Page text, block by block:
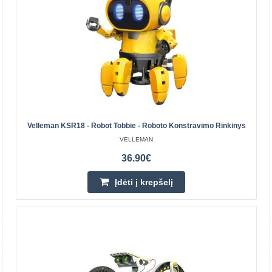
Prekių Pristatymas 4-7 D.d.
Įdėti į krepšelį
Pridėti prie pageidavimų sąrašo
suderinamas su Arduino
Velleman KSR18 - Robot Tobbie - Roboto Konstravimo Rinkinys
VELLEMAN
36.90€
Įdėti į krepšelį